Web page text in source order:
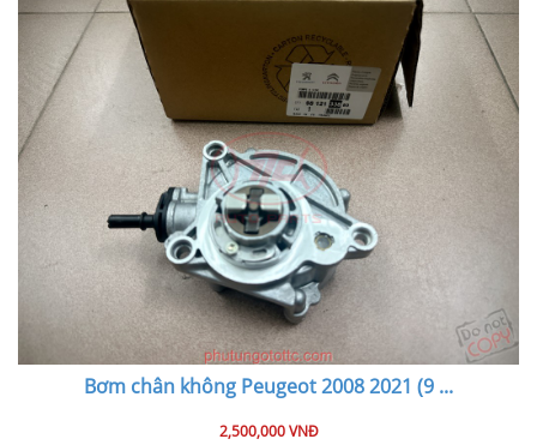
Bơm chân không Peugeot 2008 2021 (9 ...
2,500,000 VNĐ